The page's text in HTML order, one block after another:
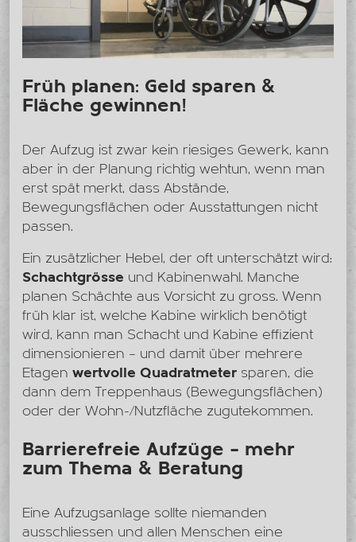
Früh planen: Geld sparen &
Fläche gewinnen!
Der Aufzug ist zwar kein riesiges Gewerk, kann
aber in der Planung richtig wehtun, wenn man
erst spät merkt, dass Abstände,
Bewegungsflächen oder Ausstattungen nicht
passen.
Ein zusätzlicher Hebel, der oft unterschätzt wird:
Schachtgrösse und Kabinenwahl. Manche
planen Schächte aus Vorsicht zu gross. Wenn
früh klar ist, welche Kabine wirklich benötigt
wird, kann man Schacht und Kabine effizient
dimensionieren – und damit über mehrere
Etagen wertvolle Quadratmeter sparen, die
dann dem Treppenhaus (Bewegungsflächen)
oder der Wohn-/Nutzfläche zugutekommen.
Barrierefreie Aufzüge – mehr
zum Thema & Beratung
Eine Aufzugsanlage sollte niemanden
ausschliessen und allen Menschen eine